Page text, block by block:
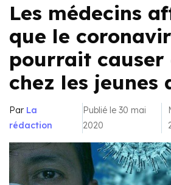
Les médecins
que le
pourrait causer
chez les jeunes
Par La
rédaction
Publié le 30 mai
2020